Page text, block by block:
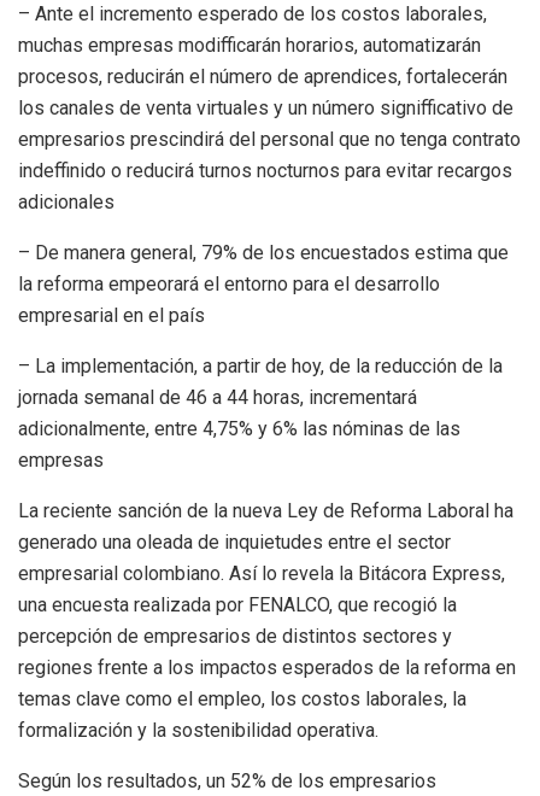
– Ante el incremento esperado de los costos laborales,
muchas empresas modifficarán horarios, automatizarán
procesos, reducirán el número de aprendices, fortalecerán
los canales de venta virtuales y un número signifficativo de
empresarios prescindirá del personal que no tenga contrato
indeffinido o reducirá turnos nocturnos para evitar recargos
adicionales
– De manera general, 79% de los encuestados estima que
la reforma empeorará el entorno para el desarrollo
empresarial en el país
– La implementación, a partir de hoy, de la reducción de la
jornada semanal de 46 a 44 horas, incrementará
adicionalmente, entre 4,75% y 6% las nóminas de las
empresas
La reciente sanción de la nueva Ley de Reforma Laboral ha
generado una oleada de inquietudes entre el sector
empresarial colombiano. Así lo revela la Bitácora Express,
una encuesta realizada por FENALCO, que recogió la
percepción de empresarios de distintos sectores y
regiones frente a los impactos esperados de la reforma en
temas clave como el empleo, los costos laborales, la
formalización y la sostenibilidad operativa.
Según los resultados, un 52% de los empresarios